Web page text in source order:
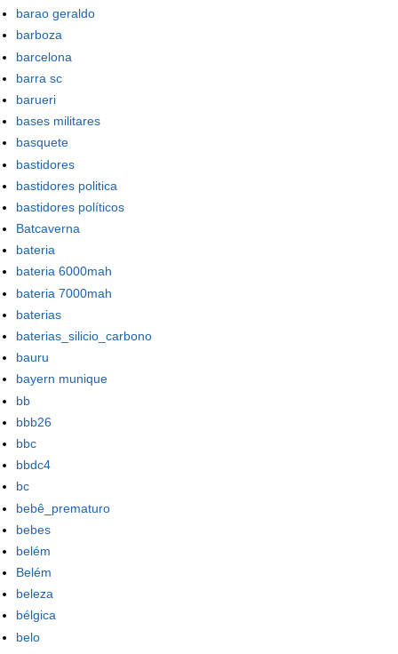
barao geraldo
barboza
barcelona
barra sc
barueri
bases militares
basquete
bastidores
bastidores politica
bastidores políticos
Batcaverna
bateria
bateria 6000mah
bateria 7000mah
baterias
baterias_silicio_carbono
bauru
bayern munique
bb
bbb26
bbc
bbdc4
bc
bebê_prematuro
bebes
belém
Belém
beleza
bélgica
belo